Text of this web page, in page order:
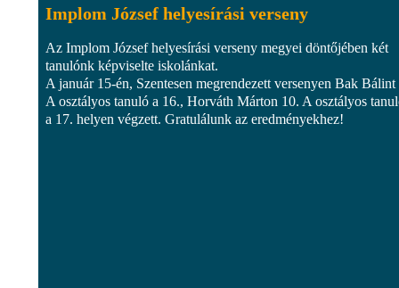
Implom József helyesírási verseny
Az Implom József helyesírási verseny megyei döntőjében két
tanulónk képviselte iskolánkat.
A január 15-én, Szentesen megrendezett versenyen Bak Bálint
A osztályos tanuló a 16., Horváth Márton 10. A osztályos
a 17. helyen végzett. Gratulálunk az eredményekhez!